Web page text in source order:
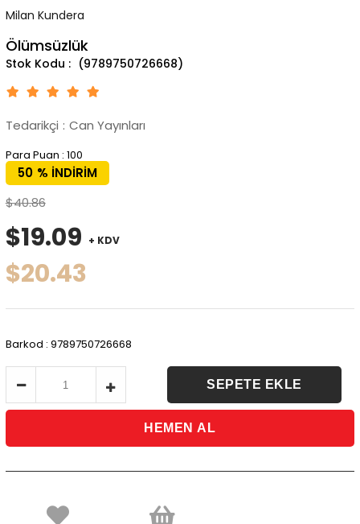
Milan Kundera
Ölümsüzlük
(9789750726668)
Tedarikçi : Can Yayınları
Para Puan : 100
%
50
İNDIRIM
$40.86
$19.09 + KDV
$20.43
Barkod : 9789750726668